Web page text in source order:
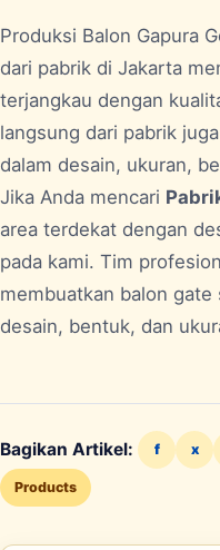
Produksi Balon Gapura
dari pabrik di Jakarta
terjangkau dengan
langsung dari pabrik
dalam desain, ukuran,
Jika Anda mencari
area terdekat dengan
pada kami. Tim
membuatkan balon
desain, bentuk, dan
Bagikan Artikel: f x
Products